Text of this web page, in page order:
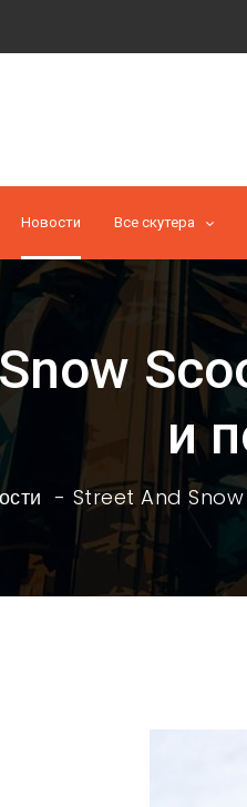
Новости Все скутера
и
Street And Snow